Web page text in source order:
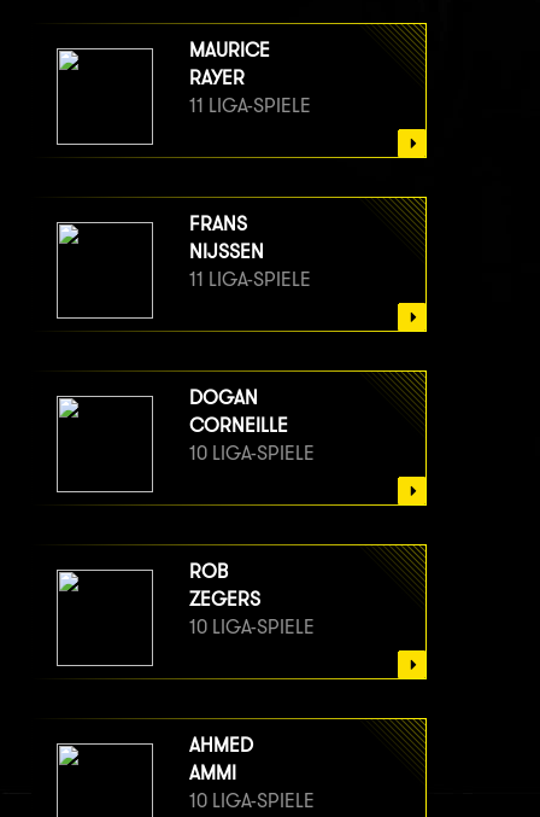
MAURICE
RAYER
11 LIGA-SPIELE
FRANS
NIJSSEN
11 LIGA-SPIELE
DOGAN
CORNEILLE
10 LIGA-SPIELE
ROB
ZEGERS
10 LIGA-SPIELE
AHMED
AMMI
10 LIGA-SPIELE